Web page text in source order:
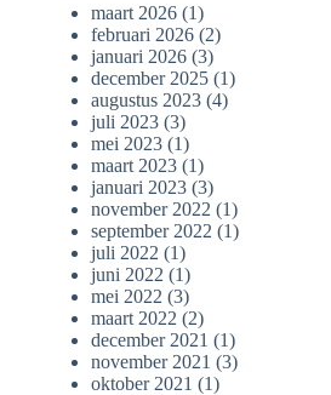
maart 2026 (1)
februari 2026 (2)
januari 2026 (3)
december 2025 (1)
augustus 2023 (4)
juli 2023 (3)
mei 2023 (1)
maart 2023 (1)
januari 2023 (3)
november 2022 (1)
september 2022 (1)
juli 2022 (1)
juni 2022 (1)
mei 2022 (3)
maart 2022 (2)
december 2021 (1)
november 2021 (3)
oktober 2021 (1)